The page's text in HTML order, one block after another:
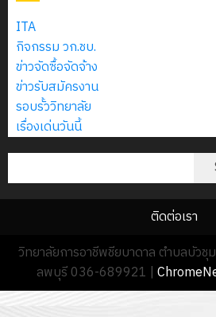
ITA
กิจกรรม วก.ชบ.
ข่าวจัดซื้อจัดจ้าง
ข่าวรับสมัครงาน
รอบรั้ววิทยาลัย
เรื่องเด่นวันนี้
ติดต่อเรา
วิทยาลัยการอาชีพชียบาดาล ตำบลบัวชุ
ลพบุรี 036-689921 |